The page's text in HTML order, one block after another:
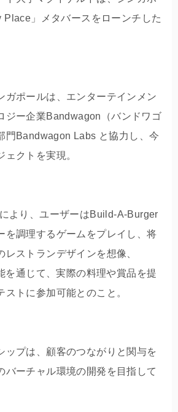
Place」メタバースをローンチした
ガポールは、エンターテインメン
ジー企業Bandwagon（バンドワゴ
門Bandwagon Labs と協力し、今
ェクトを実現。
より、ユーザーはBuild-A-Burger
を調理するゲームをプレイし、将
レストランデザインを想像、
を通じて、実際の料理や賞品を提
トに参加可能とのこと。
ップは、顧客のつながりと関与を
バーチャル環境の開発を目指して